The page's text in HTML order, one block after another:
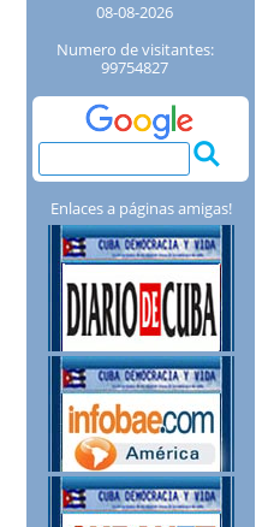
08-08-2026
Numero de visitantes:
99754827
Enlaces a páginas amigas!